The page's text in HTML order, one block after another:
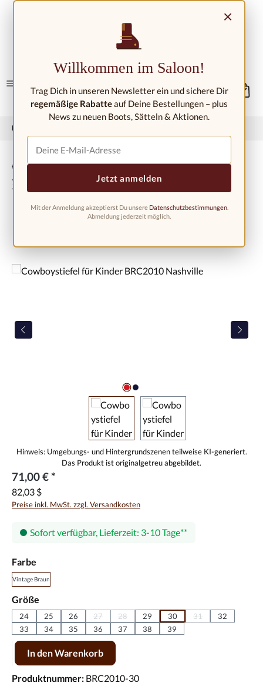
Home
Cowboystiefel für Kinder BRC2010
Nashville
Bildergalerie überspringen
71,00 € *
82,03 $
Preise inkl. MwSt. zzgl. Versandkosten
Sofort verfügbar, Lieferzeit: 3-10 Tage
Farbe
Vintage Braun
Größe
24 25 26 27(Diese Option ist zurzeit nicht verfügbar.)
28(Diese Option ist zurzeit nicht verfügbar.)
29 30 31(Diese Option ist
32
33
34 35 36 37 38
39
Produkt Anzahl: Gib den gewünschten Wert ein oder benutze die
In den Warenkorb
Produktnummer: BRC2010-30
×
Willkommen im Saloon!
Trag Dich in unseren Newsletter ein und sichere Dir
regemäßige Rabatteauf Deine Bestellungen – plus
News zu neuen Boots, Sätteln & Aktionen.
Jetzt anmelden
Mit der Anmeldung akzeptierst Du unsere Datenschutzbestimmungen.
Abmeldung jederzeit möglich.